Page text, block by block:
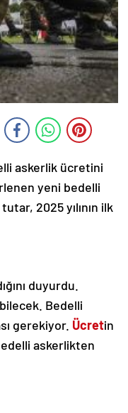
askerlik ücretini
yeni bedelli
2025 yılının ilk
duyurdu.
Bedelli
gerekiyor. Ücretin
askerlikten